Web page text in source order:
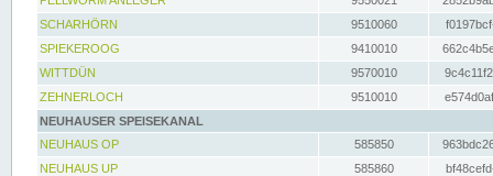
SCHARHÖRN
9510060
SPIEKEROOG
9410010
WITTDÜN
9570010
ZEHNERLOCH
9510010
NEUHAUSER SPEISEKANAL
NEUHAUS OP
585850
NEUHAUS UP
585860